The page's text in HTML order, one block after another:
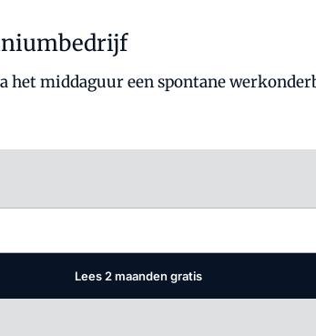
middaguur een spontane
Lees 2 maanden gratis